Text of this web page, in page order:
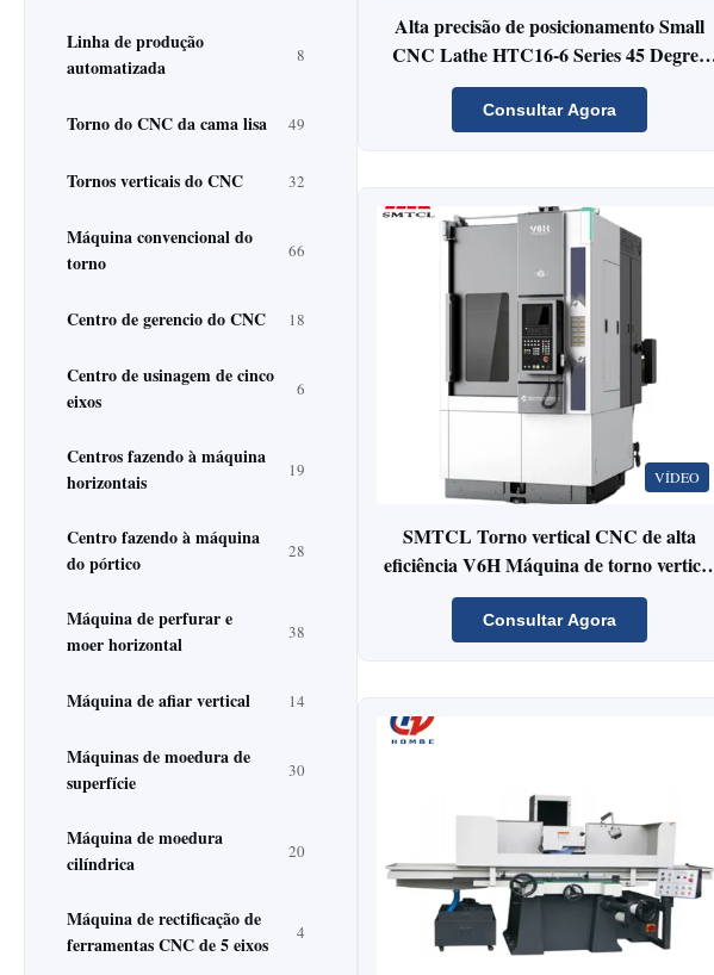
Linha de produção
automatizada
8
Torno do CNC da cama lisa 49
Tornos verticais do CNC 32
Máquina convencional do
torno
66
Centro de gerencio do CNC 18
Centro de usinagem de cinco
eixos
6
Centros fazendo à máquina
horizontais
19
Centro fazendo à máquina
do pórtico
28
Máquina de perfurar e
moer horizontal
38
Máquina de afiar vertical 14
Máquinas de moedura de
superfície
30
Máquina de moedura
cilíndrica
20
Máquina de rectificação de
ferramentas CNC de 5 eixos
4
Alta precisão de posicionamento Small
CNC Lathe HTC16-6 Series 45 Degree
Slant Bed CNC Lathe
Consultar Agora
VÍDEO
SMTCL Torno vertical CNC de alta
eficiência V6H Máquina de torno vertical
pesado
Consultar Agora